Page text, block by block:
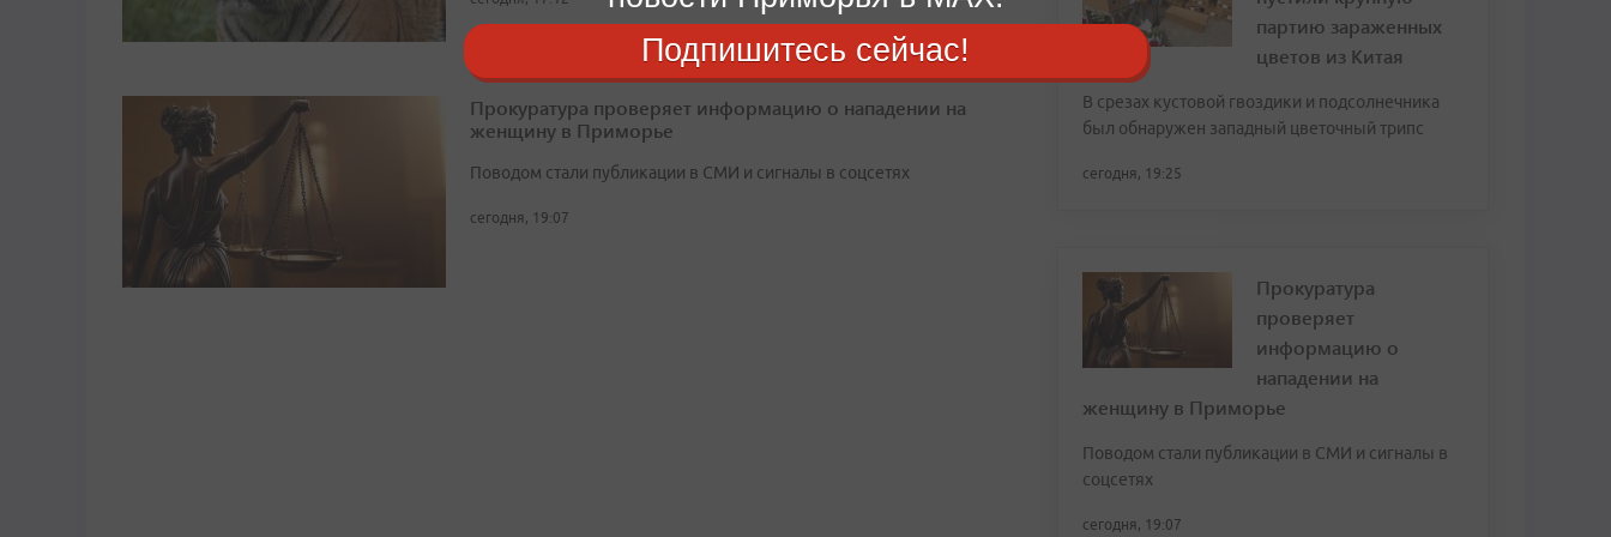
Прокуратура проверяет информацию о нападении на
женщину в Приморье
Поводом стали публикации в СМИ и сигналы в соцсетях
сегодня, 19:07
партию зараженных
цветов из Китая
В срезах кустовой гвоздики и подсолнечника
был обнаружен западный цветочный трипс
сегодня, 19:25
Прокуратура
проверяет
информацию о
нападении на
женщину в Приморье
Поводом стали публикации в СМИ и сигналы в
соцсетях
сегодня, 19:07
Подпишитесь сейчас!